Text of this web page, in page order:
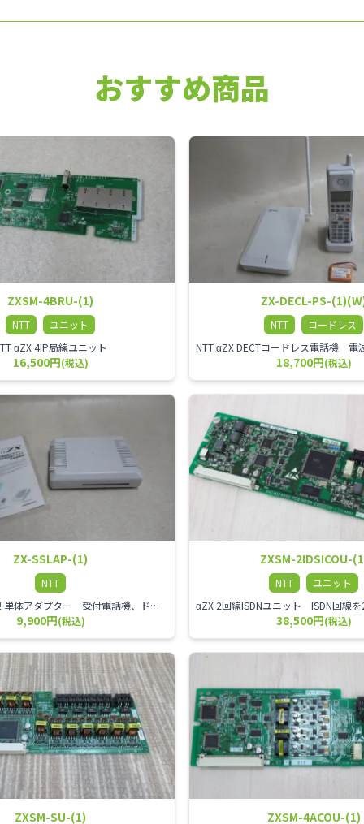
おすすめ商品
ZXSM-4BRU-(1)
NTT
ユニット
αZX 4IP局線ユニット
16,500円(税込)
ZX-DECL-PS-
NTT コードレス
18,700円(税込)
ZX-SSLAP-(1)
NTT
αZX スター回線 単体アダプター 受付電話機、ドアホン、FAX等を1台収容できる装置です。
9,900円(税込)
ZXSM-2IDSICOU-
NTT ユニット
38,500円(税込)
ZXSM-SU-(1) ZXSM-4ACOU-(1)